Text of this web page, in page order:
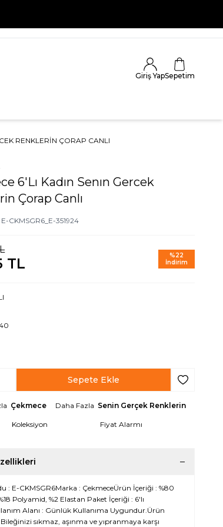
Giriş YapSepetim
RENKLERIN ÇORAP CANLI
6'Lı Kadın Senın Gercek
Çorap Canlı
E-CKMSGR6_E-351924
TL %22
İndirim
Sepete Ekle Favoriye
Çekmece Daha Fazla Senin Gerçek Renklerin
Koleksiyon Fiyat Alarmı
: E-CKMSGR6Marka : ÇekmeceÜrün İçeriği : %80
Polyamid, %2 Elastan Paket İçeriği : 6'lı
Alanı : Günlük Kullanıma Uygundur.Ürün
sıkmaz, aşınma ve yıpranmaya karşı